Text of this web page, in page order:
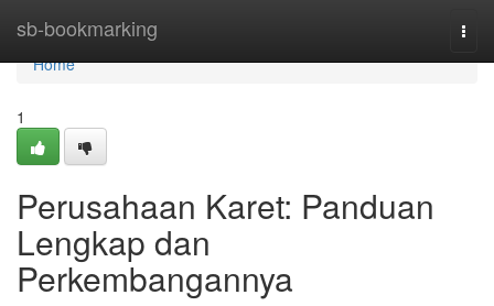
sb-bookmarking
Home
Home
1
Perusahaan Karet: Panduan
Lengkap dan
Perkembangannya